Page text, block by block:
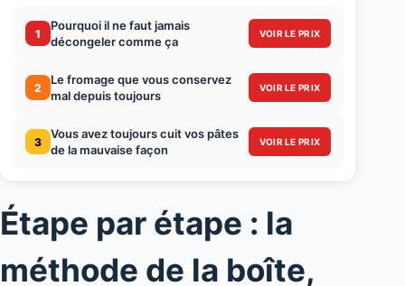
1
Pourquoi il ne faut jamais
décongeler comme ça
VOIR LE PRIX
2
Le fromage que vous conservez
mal depuis toujours
VOIR LE PRIX
3
Vous avez toujours cuit vos pâtes
de la mauvaise façon
VOIR LE PRIX
Étape par étape : la
méthode de la boîte,